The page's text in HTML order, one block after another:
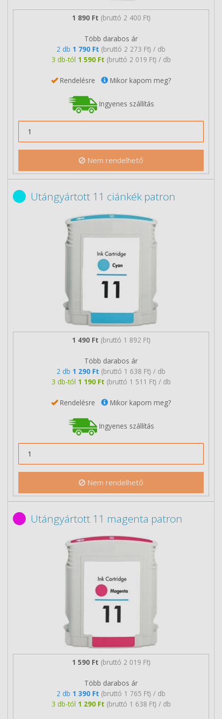
1 890 Ft (bruttó 2 400 Ft)
Több darabos ár
2 db 1 790 Ft (bruttó 2 273 Ft) / db
3 db-tól 1 590 Ft (bruttó 2 019 Ft) / db
Rendelésre Mikor kapom meg?
Ingyenes szállítás
Nem rendelhető
Utángyártott 11 ciánkék patron
1 490 Ft (bruttó 1 892 Ft)
Több darabos ár
2 db 1 290 Ft (bruttó 1 638 Ft) / db
3 db-tól 1 190 Ft (bruttó 1 511 Ft) / db
Rendelésre Mikor kapom meg?
Ingyenes szállítás
Nem rendelhető
Utángyártott 11 magenta patron
1 590 Ft (bruttó 2 019 Ft)
Több darabos ár
2 db 1 390 Ft (bruttó 1 765 Ft) / db
3 db-tól 1 290 Ft (bruttó 1 638 Ft) / db